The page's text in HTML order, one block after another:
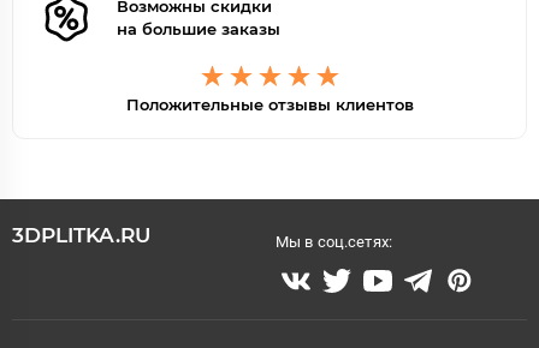
Возможны скидки
на большие заказы
Положительные отзывы клиентов
3DPLITKA.RU Мы в соц.сетях: